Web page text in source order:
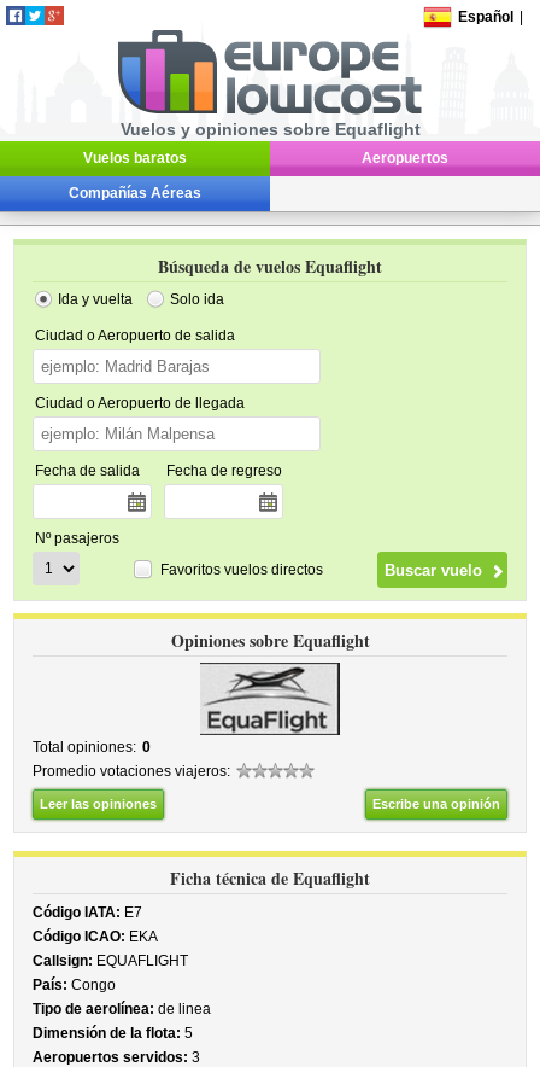
Español
Vuelos y opiniones sobre Equaflight
Vuelos baratos Aeropuertos
Compañías Aéreas
Búsqueda de vuelos Equaflight
Ida y vuelta Solo ida
Ciudad o Aeropuerto de salida
Ciudad o Aeropuerto de llegada
Fecha de salida Fecha de regreso
Nº pasajeros
Favoritos vuelos directos
Opiniones sobre Equaflight
Total opiniones: 0
Promedio votaciones viajeros:
Leer las opiniones Escribe una opinión
Ficha técnica de Equaflight
Código IATA: E7
Código ICAO: EKA
Callsign: EQUAFLIGHT
País: Congo
Tipo de aerolínea: de linea
Dimensión de la flota: 5
Aeropuertos servidos: 3